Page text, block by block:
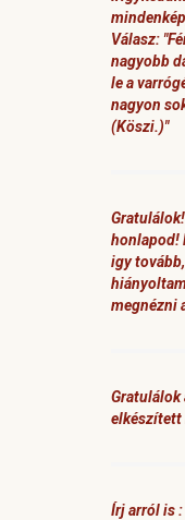
Válasz:
nagyobb
le a
nagyon
(Köszi.)"
honlapod!
igy
megnézni
Gratulálok
elkészített
Írj arról is